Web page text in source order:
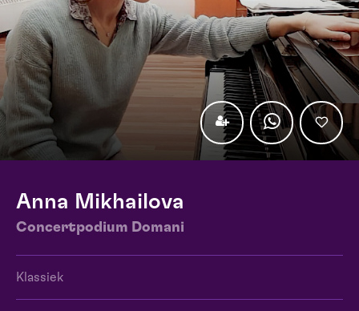
Anna Mikhailova
Concertpodium Domani
Klassiek